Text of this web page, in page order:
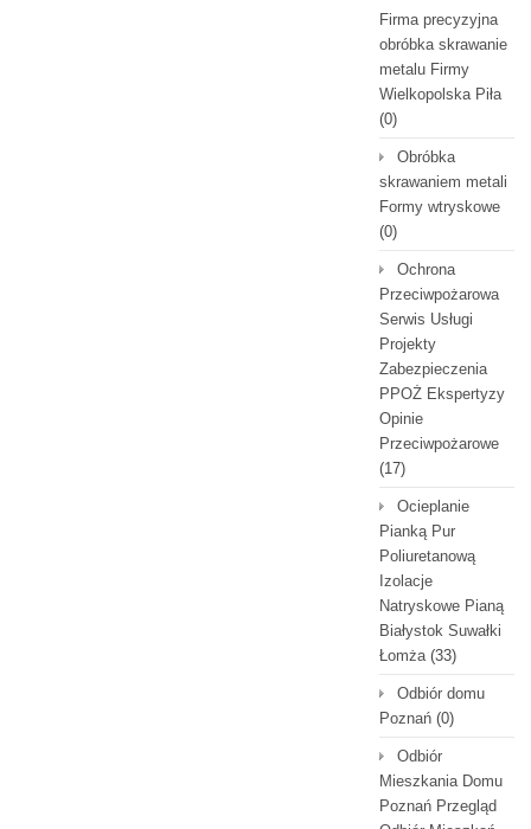
Firma precyzyjna
obróbka skrawanie
metalu Firmy
Wielkopolska Piła
(0)
Obróbka
skrawaniem metali
Formy wtryskowe
(0)
Ochrona
Przeciwpożarowa
Serwis Usługi
Projekty
Zabezpieczenia
PPOŻ Ekspertyzy
Opinie
Przeciwpożarowe
(17)
Ocieplanie
Pianką Pur
Poliuretanową
Izolacje
Natryskowe Pianą
Białystok Suwałki
Łomża(33)
Odbiór domu
Poznań (0)
Odbiór
Mieszkania Domu
Poznań Przegląd